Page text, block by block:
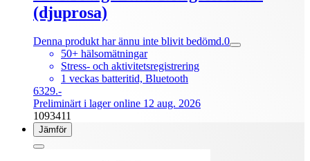
(djuprosa)
Denna produkt har ännu inte blivit bedömd.0
50+ hälsomätningar
Stress- och aktivitetsregistrering
1 veckas batteritid, Bluetooth
6329.-
Preliminärt i lager online 12 aug. 2026
1093411
Jämför